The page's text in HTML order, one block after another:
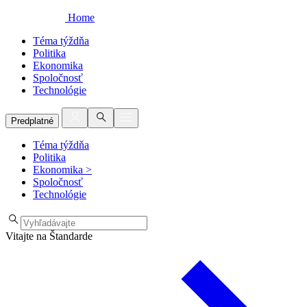
Home
Téma týždňa
Politika
Ekonomika
Spoločnosť
Technológie
Predplatné
Téma týždňa
Politika
Ekonomika >
Spoločnosť
Technológie
Vitajte na Štandarde